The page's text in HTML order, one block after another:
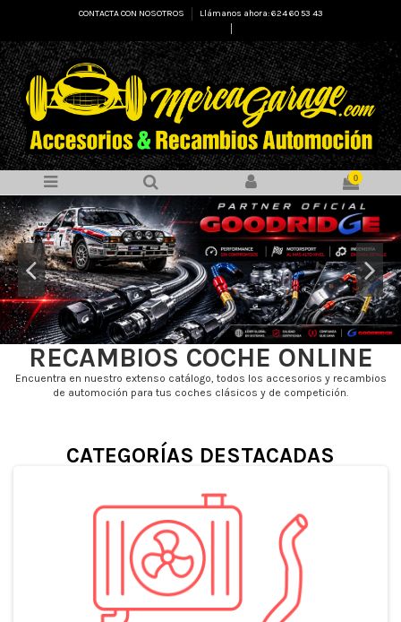
CONTACTA CON NOSOTROS
Llámanos ahora: 624 60 53 43
0
RECAMBIOS COCHE ONLINE
Encuentra en nuestro extenso catálogo, todos los accesorios y recambios
de automoción para tus coches clásicos y de competición.
CATEGORÍAS DESTACADAS